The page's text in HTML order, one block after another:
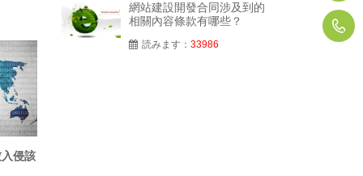
侵該
網站建設開發合同涉及到的
相關內容條款有哪些？
読みます： 33986